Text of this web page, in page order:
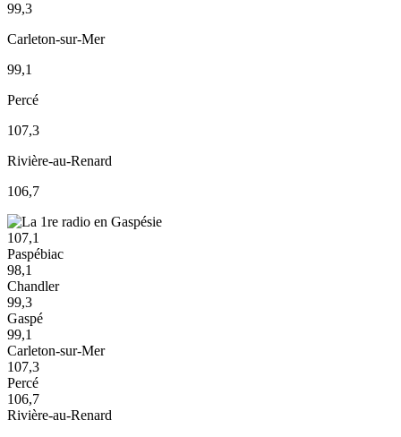
99,3
Carleton-sur-Mer
99,1
Percé
107,3
Rivière-au-Renard
106,7
107,1
Paspébiac
98,1
Chandler
99,3
Gaspé
99,1
Carleton-sur-Mer
107,3
Percé
106,7
Rivière-au-Renard